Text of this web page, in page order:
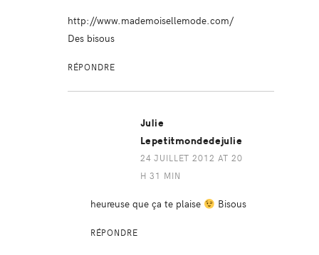
http://www.mademoisellemode.com/
Des bisous
RÉPONDRE
Julie
Lepetitmondedejulie
24 JUILLET 2012 AT 20
H 31 MIN
heureuse que ça te plaise Bisous
RÉPONDRE